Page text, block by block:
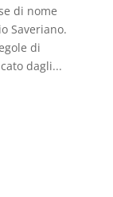
di nome
Saveriano.
di
dagli...